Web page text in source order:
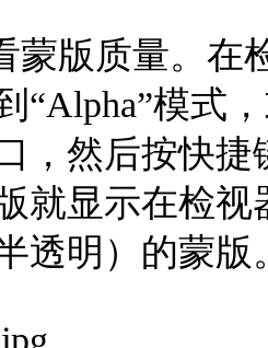
蒙版质量。在
“Alpha”模式
，然后按快捷
就显示在检
透明）的蒙版